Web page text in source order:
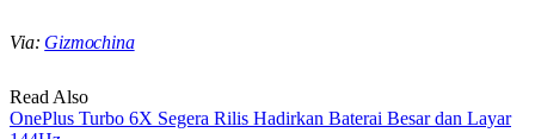
Via: Gizmochina
Read Also
OnePlus Turbo 6X Segera Rilis Hadirkan Baterai Besar dan Layar